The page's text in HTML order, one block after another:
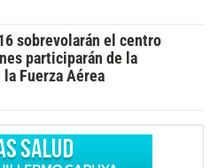
sobrevolarán el centro
participarán de la
Fuerza Aérea